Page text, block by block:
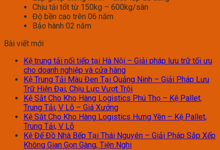
Chịu tải tốt từ 150kg – 600kg/sàn
Độ bền cao trên 06 năm
Bảo hành 02 năm
Bài viết mới
Kệ trung tải nối tiếp tại Hà Nội – Giải pháp lưu trữ tối ưu
cho doanh nghiệp và cửa hàng
Kệ Trung Tải Màu Đen Tại Quảng Ninh – Giải Pháp Lưu
Trữ Hiện Đại, Chịu Lực Vượt Trội
Kệ Sắt Cho Kho Hàng Logistics Phú Thọ – Kệ Pallet,
Trung Tải, V Lỗ – Giá Xưởng
Kệ Sắt Cho Kho Hàng Logistics Hưng Yên – Kệ Pallet,
Trung Tải, V Lỗ
Kệ Để Đồ Nhà Bếp Tại Thái Nguyên – Giải Pháp Sắp Xếp
Không Gian Gọn Gàng, Tiện Nghi